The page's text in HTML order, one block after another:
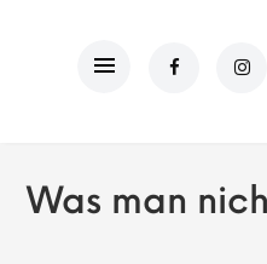
Was man